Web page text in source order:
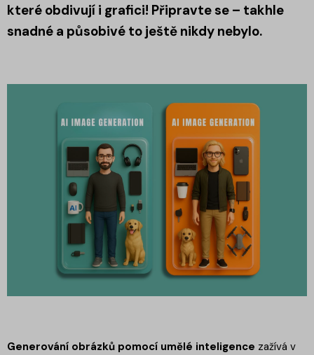
které obdivují i grafici! Připravte se – takhle
snadné a působivé to ještě nikdy nebylo.
Generování obrázků pomocí umělé inteligence zažívá v